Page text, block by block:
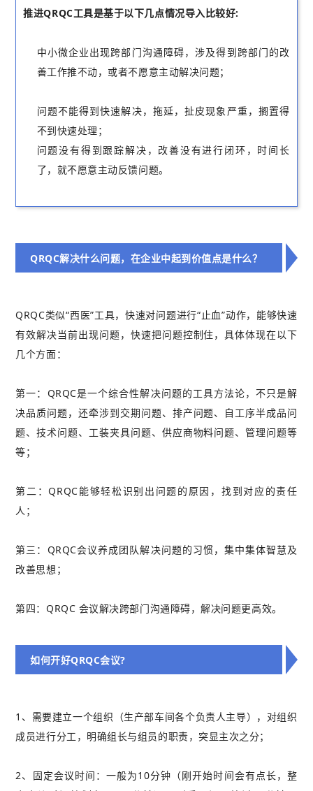
推进QRQC工具是基于以下几点情况导入比较好:
中小微企业出现跨部门沟通障碍，涉及得到跨部门的改
善工作推不动，或者不愿意主动解决问题；
问题不能得到快速解决，拖延，扯皮现象严重，搁置得
不到快速处理；
问题没有得到跟踪解决，改善没有进行闭环，时间长
了，就不愿意主动反馈问题。
QRQC解决什么问题，在企业中起到价值点是什么？
QRQC类似“西医”工具，快速对问题进行“止血”动作，能够快速
有效解决当前出现问题，快速把问题控制住，具体体现在以下
几个方面：
第一：QRQC是一个综合性解决问题的工具方法论，不只是解
决品质问题，还牵涉到交期问题、排产问题、自工序半成品问
题、技术问题、工装夹具问题、供应商物料问题、管理问题等
等；
第二：QRQC能够轻松识别出问题的原因，找到对应的责任
人；
第三：QRQC会议养成团队解决问题的习惯，集中集体智慧及
改善思想；
第四：QRQC 会议解决跨部门沟通障碍，解决问题更高效。
如何开好QRQC会议?
1、需要建立一个组织（生产部车间各个负责人主导），对组织
成员进行分工，明确组长与组员的职责，突显主次之分；
2、固定会议时间：一般为10分钟（刚开始时间会有点长，整